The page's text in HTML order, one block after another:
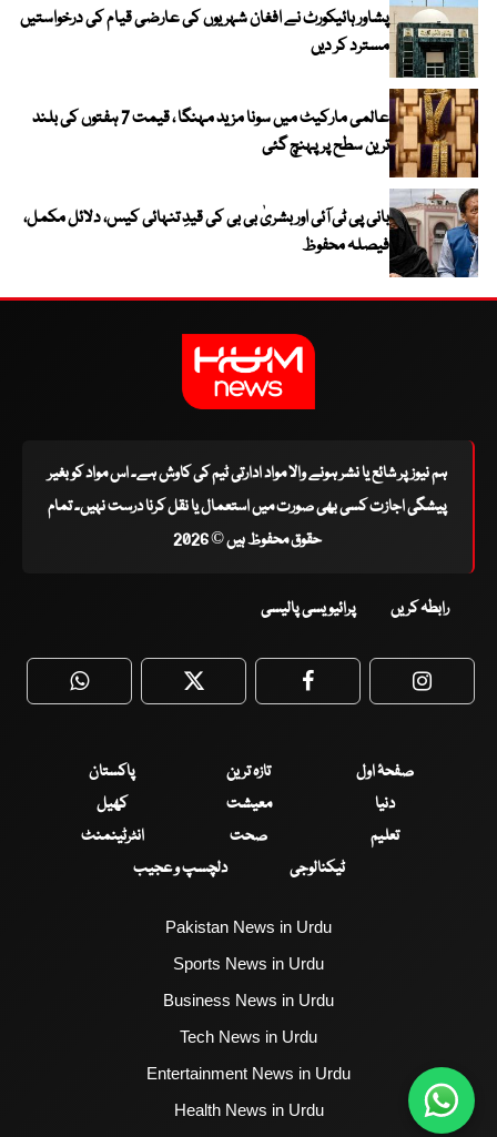
پشاور ہائیکورٹ نے افغان شہریوں کی عارضی قیام کی درخواستیں
مسترد کر دیں
عالمی مارکیٹ میں سونا مزید مہنگا ، قیمت 7 ہفتوں کی بلند
ترین سطح پر پہنچ گئی
بانی پی ٹی آئی اور بشریٰ بی بی کی قیدِ تنہائی کیس، دلائل مکمل،
فیصلہ محفوظ
ہم نیوز پر شائع یا نشر ہونے والا مواد ادارتی ٹیم کی کاوش ہے۔ اس مواد کو بغیر
پیشگی اجازت کسی بھی صورت میں استعمال یا نقل کرنا درست نہیں۔ تمام
حقوق محفوظ ہیں © 2026
رابطہ کریں پرائیویسی پالیسی
WhatsApp Twitter Facebook
صفحۂ اول تازہ ترین
پاکستان
دنیا
معیشت
کھیل
تعلیم
صحت
انٹرٹینمنٹ
ٹیکنالوجی
دلچسپ و عجیب
Pakistan News in Urdu
Sports News in Urdu
Business News in Urdu
Tech News in Urdu
Entertainment News in Urdu
Health News in Urdu